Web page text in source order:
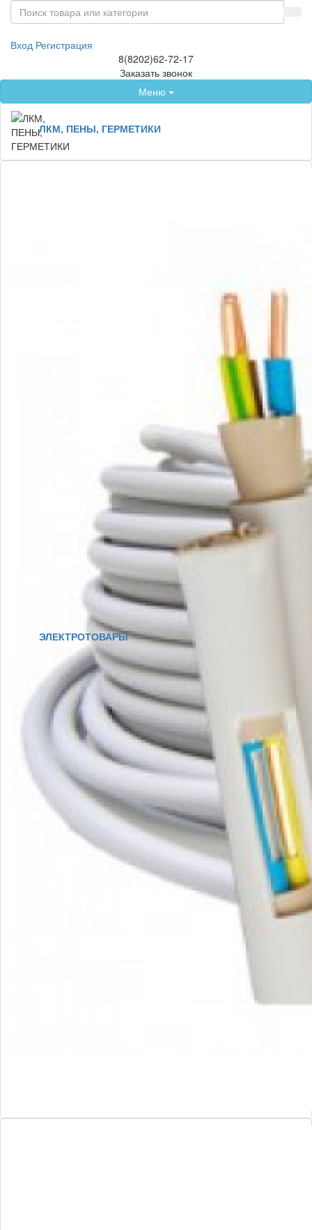
Вход Регистрация
8(8202)62-72-17
Заказать звонок
Меню
ЛКМ, ПЕНЫ, ГЕРМЕТИКИ
ЭЛЕКТРОТОВАРЫ